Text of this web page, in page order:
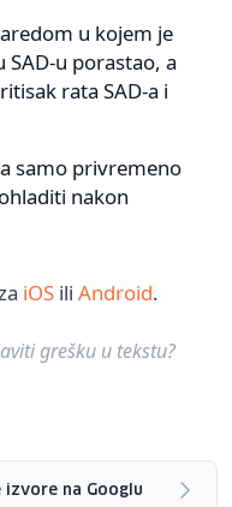
u kojem je
SAD-u porastao, a
rata SAD-a i
samo privremeno
nakon
iOS ili Android.
grešku u tekstu?
izvore na Googlu